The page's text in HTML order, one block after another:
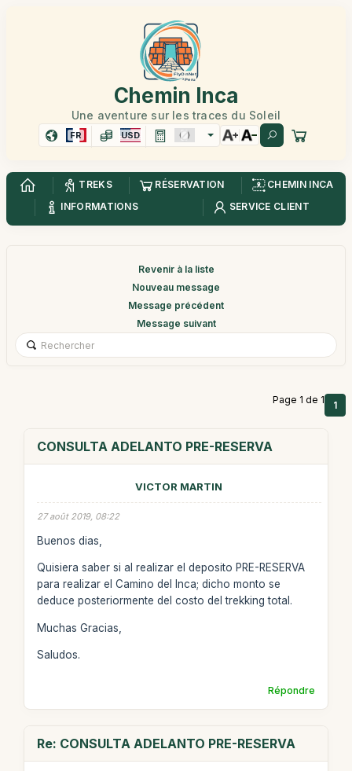
Chemin Inca
Une aventure sur les traces du Soleil
FR USD
TREKS RÉSERVATION
CHEMIN INCA
INFORMATIONS
SERVICE CLIENT
Revenir à la liste
Nouveau message
Message précédent
Message suivant
Page 1 de 1 1
CONSULTA ADELANTO PRE-RESERVA
VICTOR MARTIN
27 août 2019, 08:22
Buenos dias,
Quisiera saber si al realizar el deposito PRE-RESERVA
para realizar el Camino del Inca; dicho monto se
deduce posteriormente del costo del trekking total.
Muchas Gracias,
Saludos.
Répondre
Re: CONSULTA ADELANTO PRE-RESERVA